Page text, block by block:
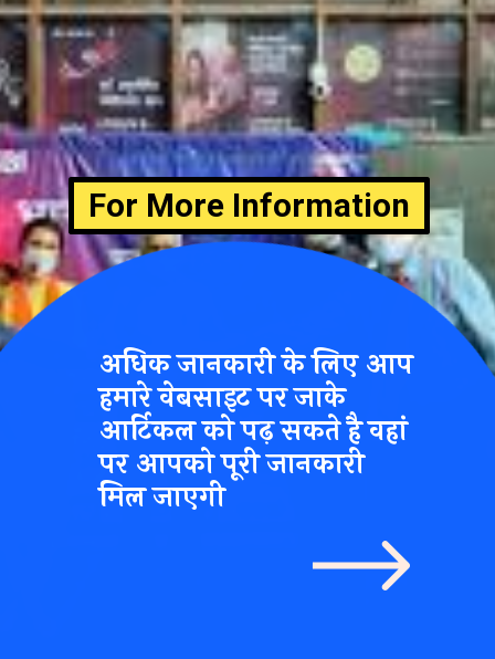
For More Information
अधिक जानकारी के लिए आप
हमारे वेबसाइट पर जाके
आर्टिकल को पढ़ सकते है वहां
पर आपको पूरी जानकारी
मिल जाएगी